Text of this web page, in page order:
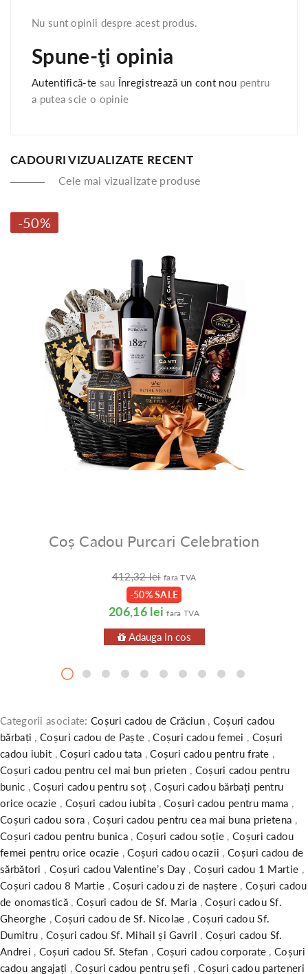
Nu sunt opinii despre acest produs.
Spune-ţi opinia
Autentifică-te sau Înregistrează un cont nou pentru
a putea scie o opinie
CADOURI VIZUALIZATE RECENT
Cele mai vizualizate produse
-50%
Coș Cadou Purcari Celebration
412,32 lei fara TVA
-50% SALE
206,16 lei fara TVA
Adauga in cos
Categorii asociate:Coșuri cadou de Crăciun , Coșuri cadou
bărbați ,Coșuri cadou de Paște ,Coșuri cadou femei , Coșuri
cadou iubit ,Coșuri cadou tata ,Coșuri cadou pentru frate ,
Coșuri cadou pentru cel mai bun prieten , Coșuri cadou pentru
bunic ,Coșuri cadou pentru soț ,Coșuri cadou bărbați pentru
orice ocazie , Coșuri cadou iubita ,Coșuri cadou pentru mama ,
Coșuri cadou sora ,Coșuri cadou pentru cea mai buna prietena ,
Coșuri cadou pentru bunica , Coșuri cadou soție ,Coșuri cadou
femei pentru orice ocazie ,Coșuri cadou ocazii ,Coșuri cadou de
sărbători , Coșuri cadou Valentine’s Day , Coșuri cadou 1 Martie ,
Coșuri cadou 8 Martie ,Coșuri cadou zi de naștere , Coșuri cadou
de onomastică , Coșuri cadou de Sf. Maria ,Coșuri cadou Sf.
Gheorghe ,Coșuri cadou de Sf. Nicolae ,Coșuri cadou Sf.
Dumitru ,Coșuri cadou Sf. Mihail și Gavril , Coșuri cadou Sf.
Andrei , Coșuri cadou Sf. Stefan , Coșuri cadou corporate ,Coșuri
cadou angajați ,Coșuri cadou pentru șefi ,Coșuri cadou parteneri